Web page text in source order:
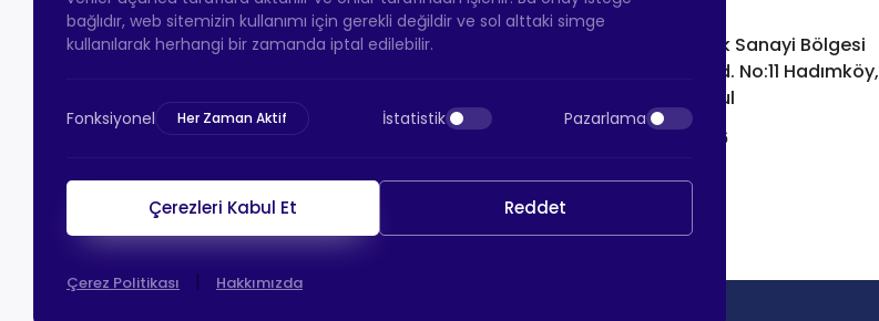
Atatürk Sanayi Bölgesi
Ömerli Mah. Uzunçayır Cad. No:11 Hadımköy,
34555 Arnavutköy/İstanbul
+90 212 640 66 46
Email:info@htsteker.com
bağlıdır, web sitemizin kullanımı için gerekli değildir ve sol alttaki simge
kullanılarak herhangi bir zamanda iptal edilebilir.
Fonksiyonel Her Zaman Aktif İstatistik Pazarlama
Çerezleri Kabul Et Reddet
Çerez Politikası | Hakkımızda